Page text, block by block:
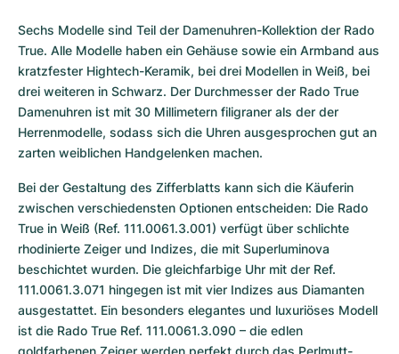
Sechs Modelle sind Teil der Damenuhren-Kollektion der Rado
True. Alle Modelle haben ein Gehäuse sowie ein Armband aus
kratzfester Hightech-Keramik, bei drei Modellen in Weiß, bei
drei weiteren in Schwarz. Der Durchmesser der Rado True
Damenuhren ist mit 30 Millimetern filigraner als der der
Herrenmodelle, sodass sich die Uhren ausgesprochen gut an
zarten weiblichen Handgelenken machen.
Bei der Gestaltung des Zifferblatts kann sich die Käuferin
zwischen verschiedensten Optionen entscheiden: Die Rado
True in Weiß (Ref. 111.0061.3.001) verfügt über schlichte
rhodinierte Zeiger und Indizes, die mit Superluminova
beschichtet wurden. Die gleichfarbige Uhr mit der Ref.
111.0061.3.071 hingegen ist mit vier Indizes aus Diamanten
ausgestattet. Ein besonders elegantes und luxuriöses Modell
ist die Rado True Ref. 111.0061.3.090 – die edlen
goldfarbenen Zeiger werden perfekt durch das Perlmutt-